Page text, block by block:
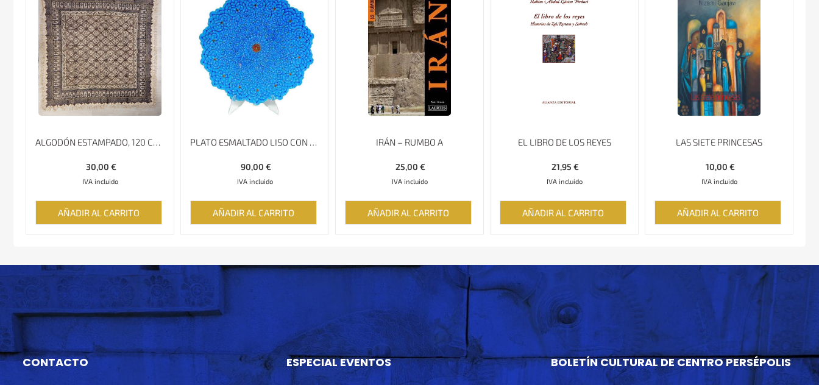
ALGODÓN ESTAMPADO, 120 CM X 120 CM, GHALAMKAR; MANTEL, TAPIZ
€
30,00
IVA incluido
AÑADIR AL CARRITO
PLATO ESMALTADO LISO CON BORDE ESPECIAL MINAKARI, 30 CM
€
90,00
IVA incluido
AÑADIR AL CARRITO
IRÁN – RUMBO A
€
25,00
IVA incluido
AÑADIR AL CARRITO
EL LIBRO DE LOS REYES
€
21,95
IVA incluido
AÑADIR AL CARRITO
LAS SIETE PRINCESAS
€
10,00
IVA incluido
AÑADIR AL CARRITO
CONTACTO ESPECIAL EVENTOS BOLETÍN CULTURAL DE CENTRO PERSÉPOLIS